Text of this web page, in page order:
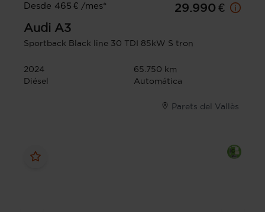
Desde 465 € /mes*
29.990 €
Audi A3
Sportback Black line 30 TDI 85kW S tron
2024
65.750 km
Diésel
Automática
Parets del Vallès